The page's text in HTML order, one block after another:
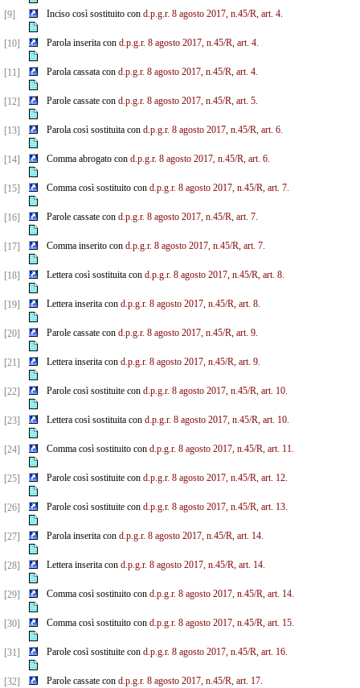
[9] Inciso così sostituito con d.p.g.r. 8 agosto 2017, n.45/R, art. 4.
[10] Parola inserita con d.p.g.r. 8 agosto 2017, n.45/R, art. 4.
[11] Parola cassata con d.p.g.r. 8 agosto 2017, n.45/R, art. 4.
[12] Parole cassate con d.p.g.r. 8 agosto 2017, n.45/R, art. 5.
[13] Parola così sostituita con d.p.g.r. 8 agosto 2017, n.45/R, art. 6.
[14] Comma abrogato con d.p.g.r. 8 agosto 2017, n.45/R, art. 6.
[15] Comma così sostituito con d.p.g.r. 8 agosto 2017, n.45/R, art. 7.
[16] Parole cassate con d.p.g.r. 8 agosto 2017, n.45/R, art. 7.
[17] Comma inserito con d.p.g.r. 8 agosto 2017, n.45/R, art. 7.
[18] Lettera così sostituita con d.p.g.r. 8 agosto 2017, n.45/R, art. 8.
[19] Lettera inserita con d.p.g.r. 8 agosto 2017, n.45/R, art. 8.
[20] Parole cassate con d.p.g.r. 8 agosto 2017, n.45/R, art. 9.
[21] Lettera inserita con d.p.g.r. 8 agosto 2017, n.45/R, art. 9.
[22] Parole così sostituite con d.p.g.r. 8 agosto 2017, n.45/R, art. 10.
[23] Lettera così sostituita con d.p.g.r. 8 agosto 2017, n.45/R, art. 10.
[24] Comma così sostituito con d.p.g.r. 8 agosto 2017, n.45/R, art. 11.
[25] Parole così sostituite con d.p.g.r. 8 agosto 2017, n.45/R, art. 12.
[26] Parole così sostituite con d.p.g.r. 8 agosto 2017, n.45/R, art. 13.
[27] Parola inserita con d.p.g.r. 8 agosto 2017, n.45/R, art. 14.
[28] Lettera inserita con d.p.g.r. 8 agosto 2017, n.45/R, art. 14.
[29] Comma così sostituito con d.p.g.r. 8 agosto 2017, n.45/R, art. 14.
[30] Comma così sostituito con d.p.g.r. 8 agosto 2017, n.45/R, art. 15.
[31] Parole così sostituite con d.p.g.r. 8 agosto 2017, n.45/R, art. 16.
[32] Parole cassate con d.p.g.r. 8 agosto 2017, n.45/R, art. 17.